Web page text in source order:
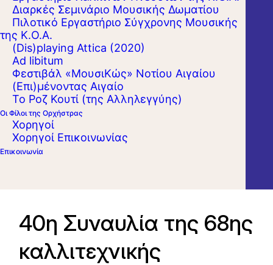
Διαρκές Σεμινάριο Μουσικής Δωματίου
Πιλοτικό Εργαστήριο Σύγχρονης Μουσικής
της Κ.Ο.Α.
(Dis)playing Attica (2020)
Ad libitum
Φεστιβάλ «ΜουσιΚώς» Νοτίου Αιγαίου
(Επι)μένοντας Αιγαίο
Το Ροζ Κουτί (της Αλληλεγγύης)
Οι Φίλοι της Ορχήστρας
Χορηγοί
Χορηγοί Επικοινωνίας
Επικοινωνία
40η Συναυλία της 68ης
καλλιτεχνικής